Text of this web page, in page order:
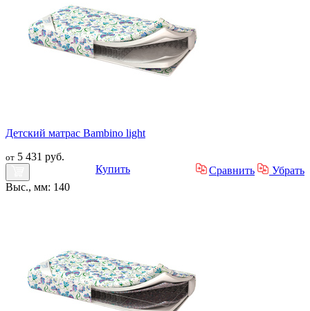
Детский матрас Bambino light
от 5 431 руб.
Купить
Сравнить
Убрать
Выс., мм: 140